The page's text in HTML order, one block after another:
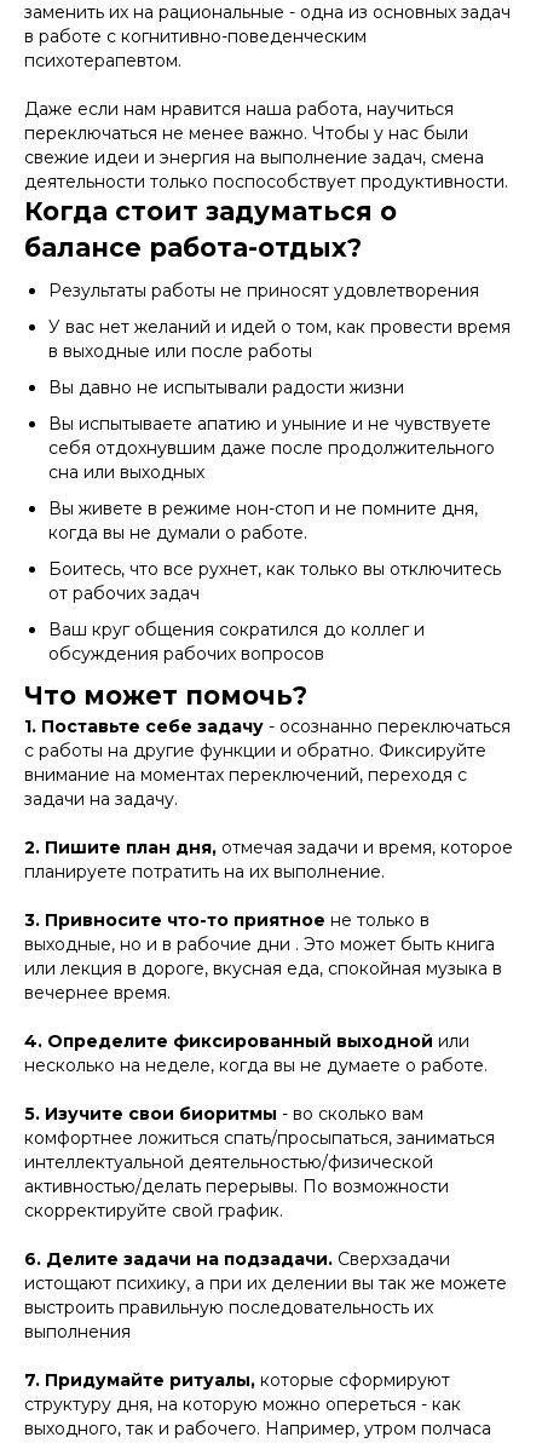
заменить их на рациональные - одна из основных задач
в работе с когнитивно-поведенческим
психотерапевтом.
Даже если нам нравится наша работа, научиться
переключаться не менее важно. Чтобы у нас были
свежие идеи и энергия на выполнение задач, смена
деятельности только поспособствует продуктивности.
Когда стоит задуматься о
балансе работа-отдых?
Результаты работы не приносят удовлетворения
У вас нет желаний и идей о том, как провести время
в выходные или после работы
Вы давно не испытывали радости жизни
Вы испытываете апатию и уныние и не чувствуете
себя отдохнувшим даже после продолжительного
сна или выходных
Вы живете в режиме нон-стоп и не помните дня,
когда вы не думали о работе.
Боитесь, что все рухнет, как только вы отключитесь
от рабочих задач
Ваш круг общения сократился до коллег и
обсуждения рабочих вопросов
Что может помочь?
1. Поставьте себе задачу - осознанно переключаться
с работы на другие функции и обратно. Фиксируйте
внимание на моментах переключений, переходя с
задачи на задачу.
2. Пишите план дня, отмечая задачи и время, которое
планируете потратить на их выполнение.
3. Привносите что-то приятное не только в
выходные, но и в рабочие дни . Это может быть книга
или лекция в дороге, вкусная еда, спокойная музыка в
вечернее время.
4. Определите фиксированный выходной или
несколько на неделе, когда вы не думаете о работе.
5. Изучите свои биоритмы - во сколько вам
комфортнее ложиться спать/просыпаться, заниматься
интеллектуальной деятельностью/физической
активностью/делать перерывы. По возможности
скорректируйте свой график.
6. Делите задачи на подзадачи. Сверхзадачи
истощают психику, а при их делении вы так же можете
выстроить правильную последовательность их
выполнения
7. Придумайте ритуалы, которые сформируют
структуру дня, на которую можно опереться - как
выходного, так и рабочего. Например, утром полчаса